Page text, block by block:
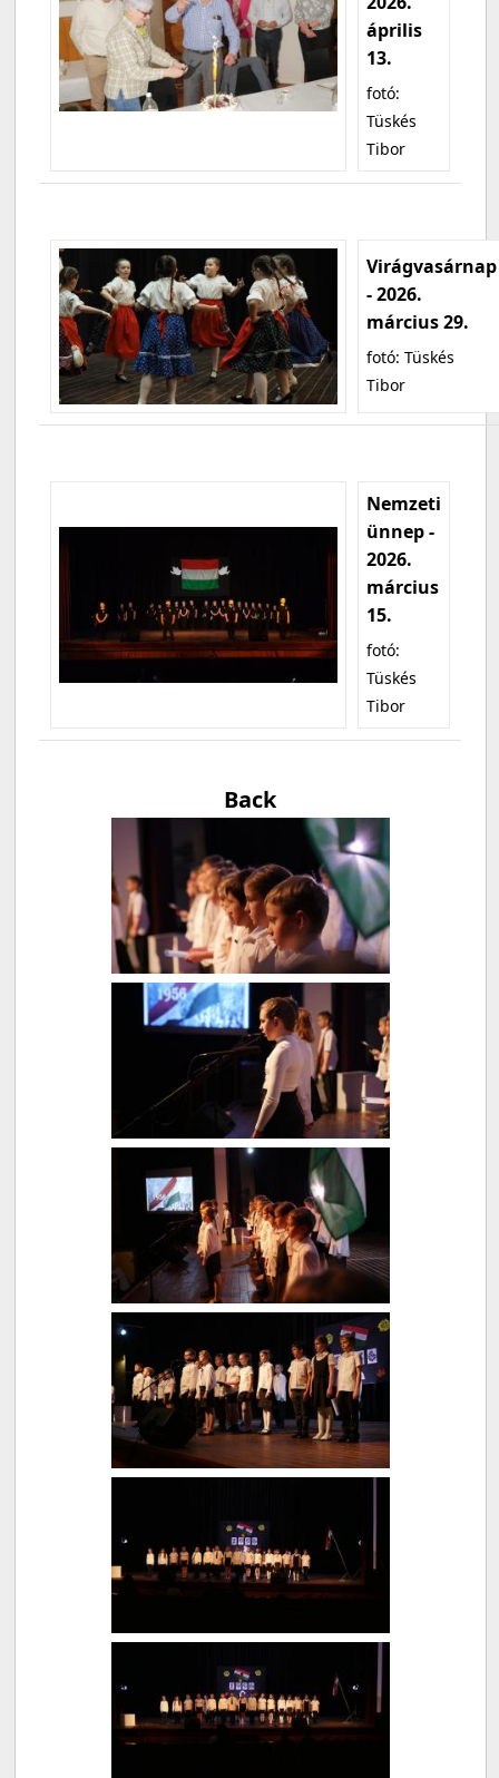
április
13.
fotó:
Tüskés
Tibor
Virágvasárnap
- 2026.
március 29.
fotó: Tüskés
Tibor
Nemzeti
ünnep -
2026.
március
15.
fotó:
Tüskés
Tibor
Back